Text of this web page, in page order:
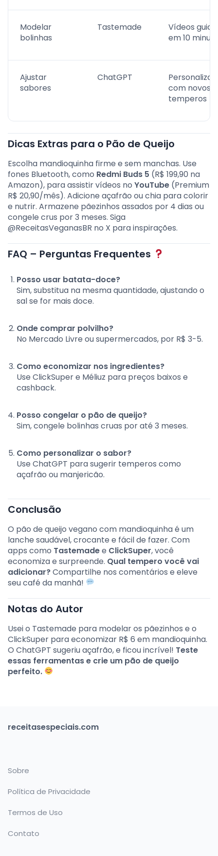
Modelar
bolinhas
Tastemade
Vídeos
em 10
Ajustar
sabores
ChatGPT
com novos
temperos
Dicas Extras para o Pão de Queijo
Escolha mandioquinha firme e sem manchas. Use
fones Bluetooth, como Redmi Buds 5 (R$ 199,90 na
Amazon), para assistir vídeos no YouTube (Premium
R$ 20,90/mês). Adicione açafrão ou chia para colorir
e nutrir. Armazene pãezinhos assados por 4 dias ou
congele crus por 3 meses. Siga
@ReceitasVeganasBR no X para inspirações.
FAQ – Perguntas Frequentes
Posso usar batata-doce?
Sim, substitua na mesma quantidade, ajustando o
sal se for mais doce.
Onde comprar polvilho?
No Mercado Livre ou supermercados, por R$ 3-5.
Como economizar nos ingredientes?
Use ClickSuper e Méliuz para preços baixos e
cashback.
Posso congelar o pão de queijo?
Sim, congele bolinhas cruas por até 3 meses.
Como personalizar o sabor?
Use ChatGPT para sugerir temperos como
açafrão ou manjericão.
Conclusão
O pão de queijo vegano com mandioquinha é um
lanche saudável, crocante e fácil de fazer. Com
apps como Tastemadee ClickSuper, você
economiza e surpreende. Qual tempero você vai
adicionar?Compartilhe nos comentários e eleve
seu café da manhã!
Notas do Autor
Usei o Tastemade para modelar os pãezinhos e o
ClickSuper para economizar R$ 6 em mandioquinha.
O ChatGPT sugeriu açafrão, e ficou incrível! Teste
essas ferramentas e crie um pão de queijo
perfeito.
receitasespeciais.com
Sobre
Política de Privacidade
Termos de Uso
Contato